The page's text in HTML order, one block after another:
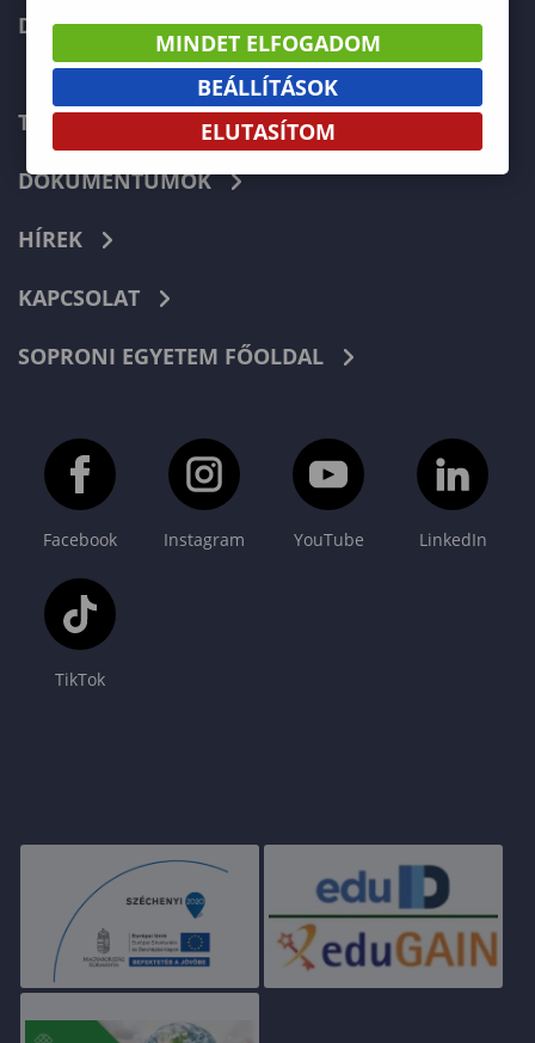
DOKTORI ISKOLA
TELEFONKÖNYV
DOKUMENTUMOK
HÍREK
KAPCSOLAT
SOPRONI EGYETEM FŐOLDAL
Facebook Instagram YouTube LinkedIn
TikTok
MINDET ELFOGADOM
BEÁLLÍTÁSOK
ELUTASÍTOM